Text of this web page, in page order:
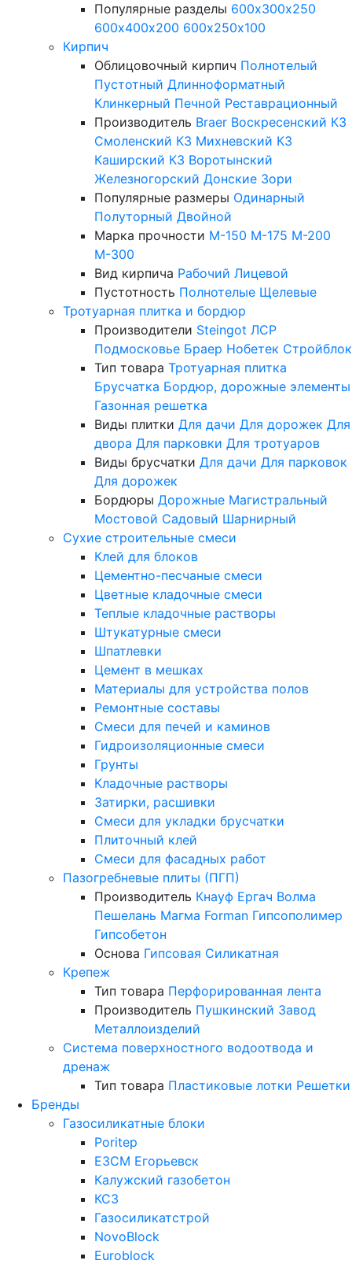
Популярные разделы 600х300х250
600х400х200 600х250х100
Кирпич
Облицовочный кирпич Полнотелый
Пустотный Длинноформатный
Клинкерный Печной Реставрационный
Производитель Braer Воскресенский КЗ
Смоленский КЗ Михневский КЗ
Каширский КЗ Воротынский
Железногорский Донские Зори
Популярные размеры Одинарный
Полуторный Двойной
Марка прочности М-150 М-175 М-200
М-300
Вид кирпича Рабочий Лицевой
Пустотность Полнотелые Щелевые
Тротуарная плитка и бордюр
Производители Steingot ЛСР
Подмосковье Браер Нобетек Стройблок
Тип товара Тротуарная плитка
Брусчатка Бордюр, дорожные элементы
Газонная решетка
Виды плитки Для дачи Для дорожек Для
двора Для парковки Для тротуаров
Виды брусчатки Для дачи Для парковок
Для дорожек
Бордюры Дорожные Магистральный
Мостовой Садовый Шарнирный
Сухие строительные смеси
Клей для блоков
Цементно-песчаные смеси
Цветные кладочные смеси
Теплые кладочные растворы
Штукатурные смеси
Шпатлевки
Цемент в мешках
Материалы для устройства полов
Ремонтные составы
Смеси для печей и каминов
Гидроизоляционные смеси
Грунты
Кладочные растворы
Затирки, расшивки
Смеси для укладки брусчатки
Плиточный клей
Смеси для фасадных работ
Пазогребневые плиты (ПГП)
Производитель Кнауф Ергач Волма
Пешелань Магма Forman Гипсополимер
Гипсобетон
Основа Гипсовая Силикатная
Крепеж
Тип товара Перфорированная лента
Производитель Пушкинский Завод
Металлоизделий
Система поверхностного водоотвода и
дренаж
Тип товара Пластиковые лотки Решетки
Бренды
Газосиликатные блоки
Poritep
ЕЗСМ Егорьевск
Калужский газобетон
КСЗ
Газосиликатстрой
NovoBlock
Euroblock